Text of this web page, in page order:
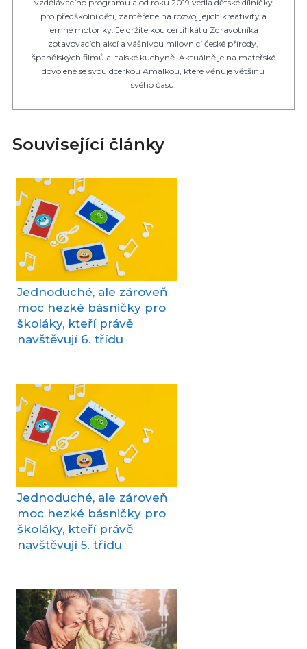
vzdělávacího programu a od roku 2019 vedla dětské dílničky
pro předškolní děti, zaměřené na rozvoj jejich kreativity a
jemné motoriky. Je držitelkou certifikátu Zdravotníka
zotavovacích akcí a vášnivou milovnicí české přírody,
španělských filmů a italské kuchyně. Aktuálně je na mateřské
dovolené se svou dcerkou Amálkou, které věnuje většinu
svého času.
Související články
Jednoduché, ale zároveň
moc hezké básničky pro
školáky, kteří právě
navštěvují 6. třídu
Jednoduché, ale zároveň
moc hezké básničky pro
školáky, kteří právě
navštěvují 5. třídu